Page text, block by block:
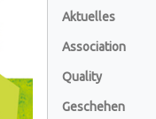
Aktuelles
Association
Quality
Geschehen